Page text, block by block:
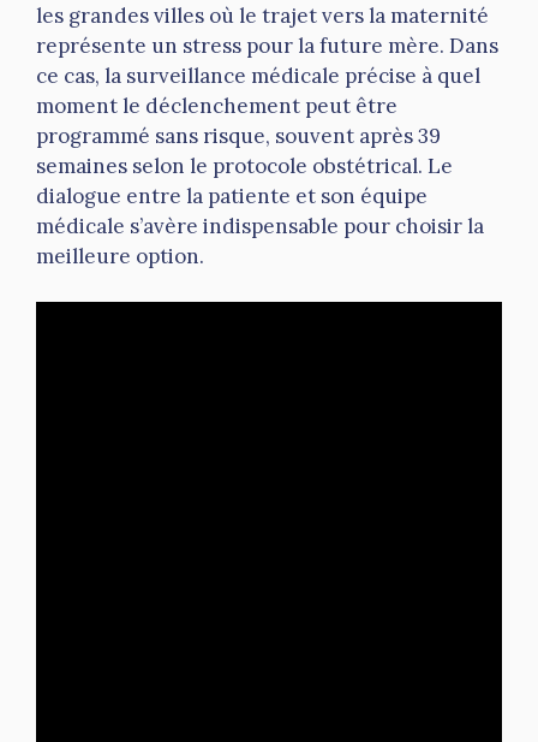
les grandes villes où le trajet vers la maternité
représente un stress pour la future mère. Dans
ce cas, la surveillance médicale précise à quel
moment le déclenchement peut être
programmé sans risque, souvent après 39
semaines selon le protocole obstétrical. Le
dialogue entre la patiente et son équipe
médicale s’avère indispensable pour choisir la
meilleure option.